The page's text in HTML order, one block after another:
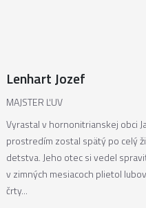
Lenhart Jozef
MAJSTER ĽUV
Vyrastal v hornonitrianskej obci
prostredím zostal spätý po celý
detstva. Jeho otec si vedel
v zimných mesiacoch plietol
črty...